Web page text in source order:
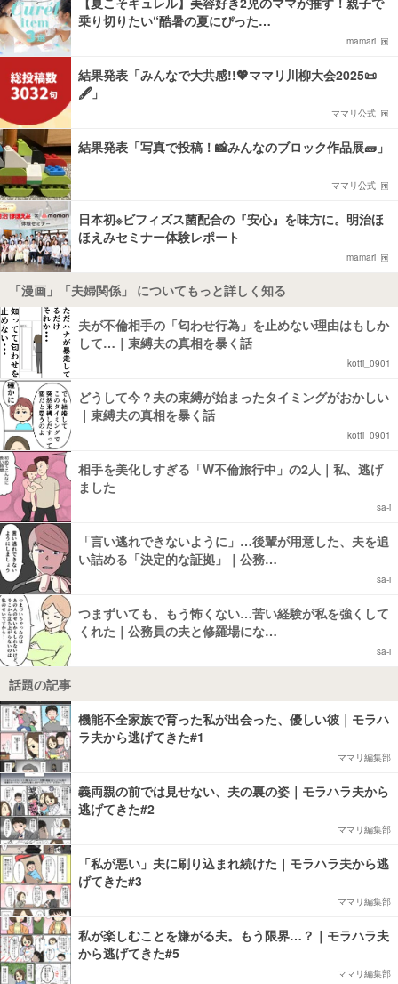
乗り切りたい“酷暑の夏にぴった…
mamari
結果発表「みんなで大共感!!💖ママリ川柳大会2025📜
🖋️」
ママリ公式
結果発表「写真で投稿！📸みんなのブロック作品展🧱」
ママリ公式
日本初※ビフィズス菌配合の『安心』を味方に。明治ほ
ほえみセミナー体験レポート
mamari
「漫画」「夫婦関係」 についてもっと詳しく知る
夫が不倫相手の「匂わせ行為」を止めない理由はもしか
して…｜束縛夫の真相を暴く話
kotti_0901
どうして今？夫の束縛が始まったタイミングがおかしい
｜束縛夫の真相を暴く話
kotti_0901
相手を美化しすぎる「W不倫旅行中」の2人｜私、逃げ
ました
sa-i
「言い逃れできないように」…後輩が用意した、夫を追
い詰める「決定的な証拠」｜公務…
sa-i
つまずいても、もう怖くない…苦い経験が私を強くして
くれた｜公務員の夫と修羅場にな…
sa-i
話題の記事
機能不全家族で育った私が出会った、優しい彼｜モラハ
ラ夫から逃げてきた#1
ママリ編集部
義両親の前では見せない、夫の裏の姿｜モラハラ夫から
逃げてきた#2
ママリ編集部
「私が悪い」夫に刷り込まれ続けた｜モラハラ夫から逃
げてきた#3
ママリ編集部
私が楽しむことを嫌がる夫。もう限界…？｜モラハラ夫
から逃げてきた#5
ママリ編集部